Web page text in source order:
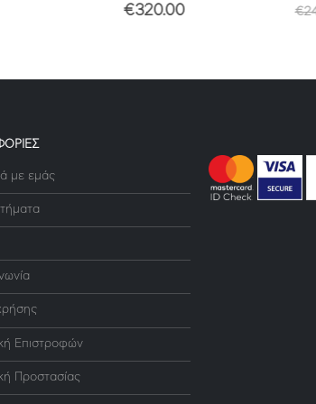
€320.00
€
με εμάς
Επιστροφών
Προστασίας